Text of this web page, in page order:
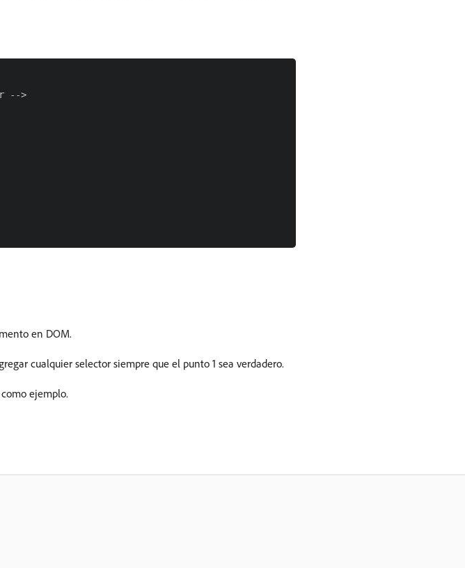
-->
en DOM.
cualquier selector siempre que el punto 1 sea verdadero.
ejemplo.